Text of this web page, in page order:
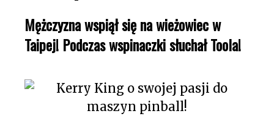
Mężczyzna wspiął się na wieżowiec w
Taipej! Podczas wspinaczki słuchał Toola!